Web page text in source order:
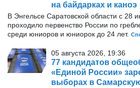
на байдарках и каноэ
В Энгельсе Саратовской области с 28
проходило первенство России по
среди юниоров и юниорок до 24 лет.
05 августа 2026, 19:36
77 кандидатов
«Единой России»
выборах в